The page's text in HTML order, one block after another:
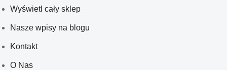
Wyświetl cały sklep
Nasze wpisy na blogu
Kontakt
O Nas